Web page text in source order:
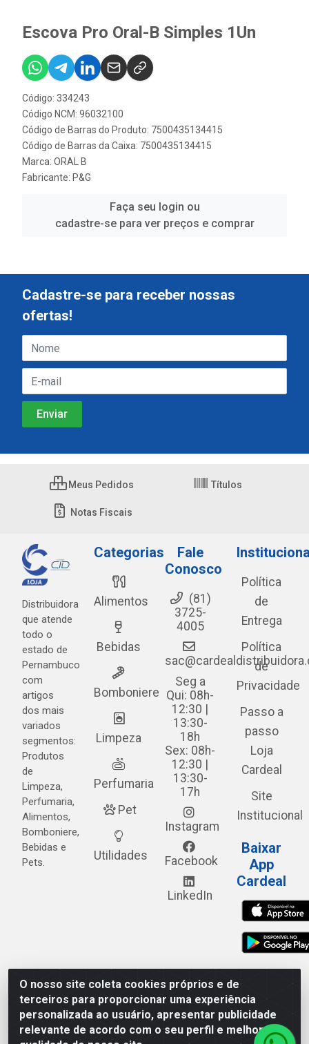
Escova Pro Oral-B Simples 1Un
Código: 334243
Código NCM: 96032100
Código de Barras do Produto: 7500435134415
Código de Barras da Caixa: 7500435134415
Marca: ORAL B
Fabricante: P&G
Faça seu login ou
cadastre-se para ver preços e comprar
O nosso site coleta cookies próprios e de
terceiros para proporcionar uma experiência
personalizada ao usuário, apresentar publicidade
relevante de acordo com o seu perfil e melhorar a
Cadastre-se para receber nossas
ofertas!
Meus Pedidos Títulos
Notas Fiscais
Distribuidora
que atende
todo o
estado de
Pernambuco
com
artigos
dos mais
variados
segmentos:
Produtos
de
Limpeza,
Perfumaria,
Alimentos,
Bomboniere,
Bebidas e
Pets.
Categorias
Alimentos
Bebidas
Bomboniere
Limpeza
Perfumaria
Pet
Utilidades
Fale
Conosco
(81)
3725-
4005
Seg a
Qui: 08h-
12:30 |
13:30-
18h
Sex: 08h-
12:30 |
13:30-
17h
Instagram
Facebook
LinkedIn
Política
de
Entrega
Política
de
Privacidade
Passo a
passo
Loja
Cardeal
Site
Institucional
Baixar
App
Cardeal
Cardeal Distribuidora - Estrada Alto do Moura, 582 - Alto
do Moura - Caruaru/PE - CEP 55.040-120 - CNPJ
05.253.499/0001-62